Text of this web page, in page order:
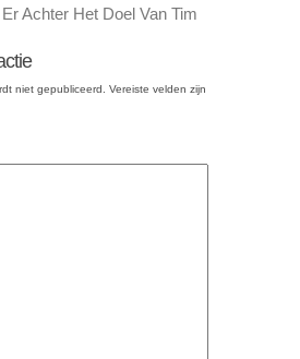
Achter Het Doel Van Tim
niet gepubliceerd.
Vereiste velden zijn